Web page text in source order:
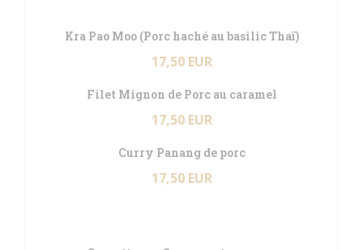
Kra Pao Moo (Porc haché au basilic Thaï)
17,50 EUR
Filet Mignon de Porc au caramel
17,50 EUR
Curry Panang de porc
17,50 EUR